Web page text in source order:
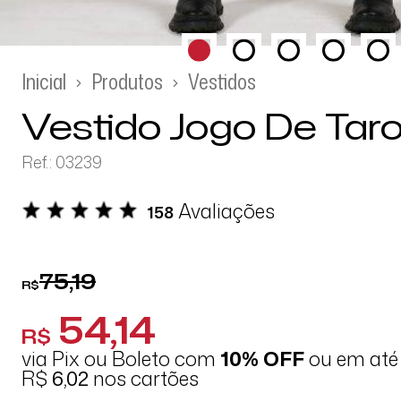
Inicial Produtos Vestidos
Vestido Jogo De
Ref.: 03239
158Avaliações
R$75,19
R$ 54,14
via Pix ou Boleto com 10% OFFou em
R$ 6,02 nos cartões